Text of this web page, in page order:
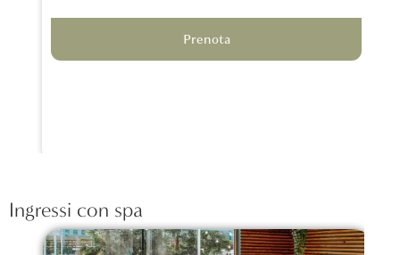
Prenota
Ingressi con spa